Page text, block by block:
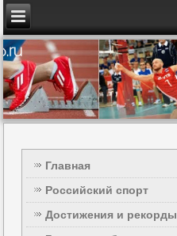
Главная
Российский спорт
Достижения и рекорды